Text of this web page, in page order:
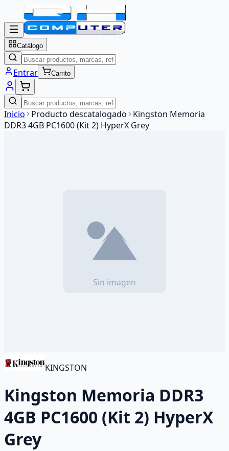
Catálogo
Entrar Carrito
Inicio Producto descatalogado
Kingston Memoria
DDR3 4GB PC1600 (Kit 2) HyperX Grey
KINGSTON
Kingston Memoria DDR3
4GB PC1600 (Kit 2) HyperX
Grey